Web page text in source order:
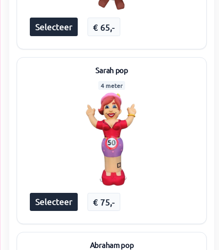
Selecteer € 65,-
Sarah pop
4 meter
Selecteer € 75,-
Abraham pop